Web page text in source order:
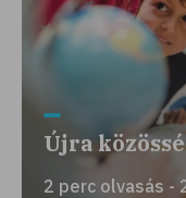
Újra
2 perc olvasás -